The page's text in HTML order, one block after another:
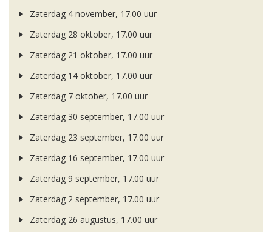
Zaterdag 4 november, 17.00 uur
Zaterdag 28 oktober, 17.00 uur
Zaterdag 21 oktober, 17.00 uur
Zaterdag 14 oktober, 17.00 uur
Zaterdag 7 oktober, 17.00 uur
Zaterdag 30 september, 17.00 uur
Zaterdag 23 september, 17.00 uur
Zaterdag 16 september, 17.00 uur
Zaterdag 9 september, 17.00 uur
Zaterdag 2 september, 17.00 uur
Zaterdag 26 augustus, 17.00 uur